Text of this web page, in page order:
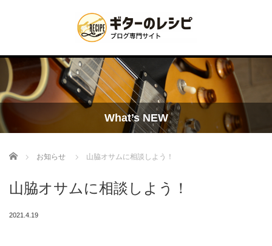
What’s NEW
Home お知らせ 山脇オサムに相談しよう！
山脇オサムに相談しよう！
2021.4.19